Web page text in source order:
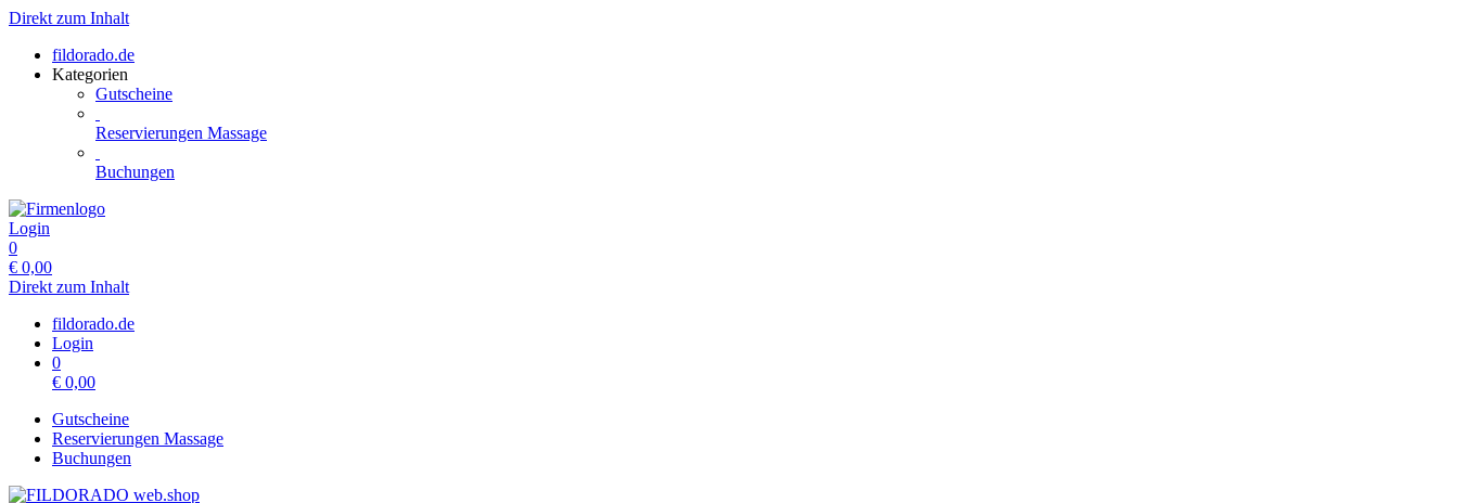
Direkt zum Inhalt
fildorado.de
Kategorien
Gutscheine
Reservierungen Massage
Buchungen
Login
0
€ 0,00
Direkt zum Inhalt
fildorado.de
Login
0
€ 0,00
Gutscheine
Reservierungen Massage
Buchungen